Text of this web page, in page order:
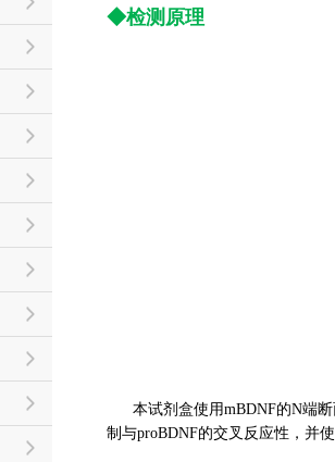
◆检测原理
本试剂盒使用mBDNF的N端
制与proBDNF的交叉反应性，并